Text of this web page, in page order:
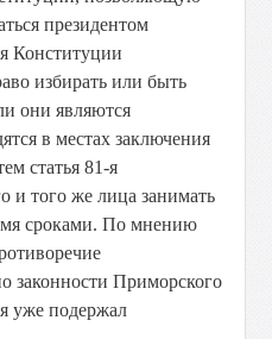
президентом
Конституции
избирать или быть
они являются
в местах заключения
статья 81-я
и того же лица занимать
сроками. По мнению
законности Приморского
уже подержал